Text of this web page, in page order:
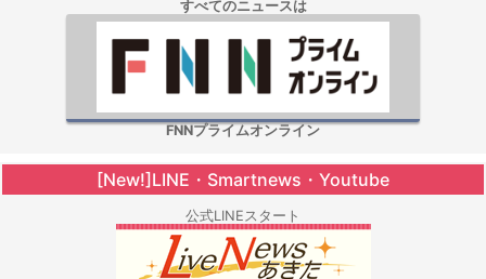
すべてのニュースは
FNNプライムオンライン
[New!]LINE・Smartnews・Youtube
公式LINEスタート